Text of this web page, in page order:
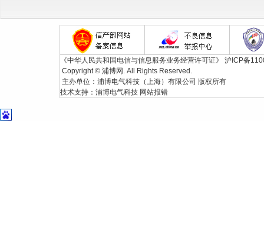
《中华人民共和国电信与信息服务业务经营许可证》 沪ICP备
Copyright © 浦博网. All Rights Reserved.
主办单位：浦博电气科技（上海）有限公司 版权所有
技术支持： 浦博电气科技 网站报错